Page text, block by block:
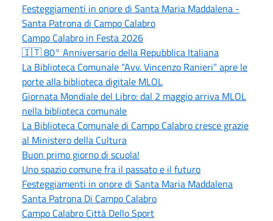
Festeggiamenti in onore di Santa Maria Maddalena -
Santa Patrona di Campo Calabro
Campo Calabro in Festa 2026
🇮🇹 80° Anniversario della Repubblica Italiana
La Biblioteca Comunale “Avv. Vincenzo Ranieri” apre le
porte alla biblioteca digitale MLOL
Giornata Mondiale del Libro: dal 2 maggio arriva MLOL
nella biblioteca comunale
La Biblioteca Comunale di Campo Calabro cresce grazie
al Ministero della Cultura
Buon primo giorno di scuola!
Uno spazio comune fra il passato e il futuro
Festeggiamenti in onore di Santa Maria Maddalena
Santa Patrona Di Campo Calabro
Campo Calabro Città Dello Sport